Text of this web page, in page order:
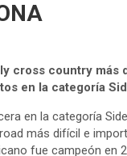
cross country
en la categoría
en la categoría
más difícil e
fue campeón en